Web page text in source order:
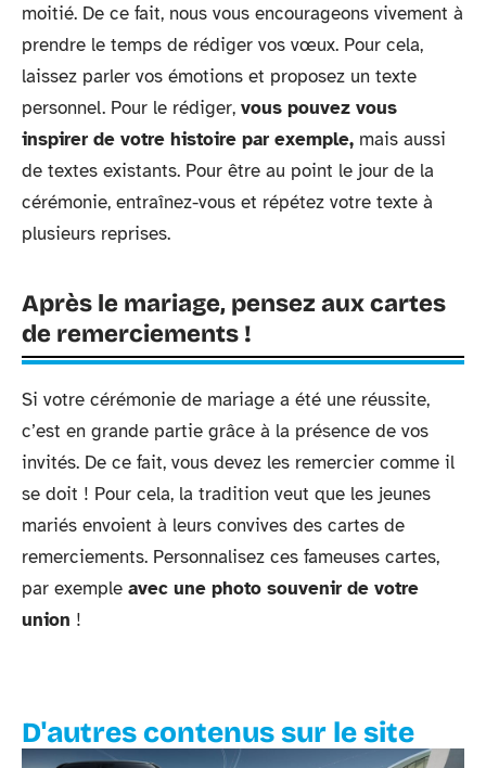
moitié. De ce fait, nous vous encourageons vivement à
prendre le temps de rédiger vos vœux. Pour cela,
laissez parler vos émotions et proposez un texte
personnel. Pour le rédiger, vous pouvez vous
inspirer de votre histoire par exemple, mais aussi
de textes existants. Pour être au point le jour de la
cérémonie, entraînez-vous et répétez votre texte à
plusieurs reprises.
Après le mariage, pensez aux cartes
de remerciements !
Si votre cérémonie de mariage a été une réussite,
c’est en grande partie grâce à la présence de vos
invités. De ce fait, vous devez les remercier comme il
se doit ! Pour cela, la tradition veut que les jeunes
mariés envoient à leurs convives des cartes de
remerciements. Personnalisez ces fameuses cartes,
par exemple avec une photo souvenir de votre
union !
D'autres contenus sur le site